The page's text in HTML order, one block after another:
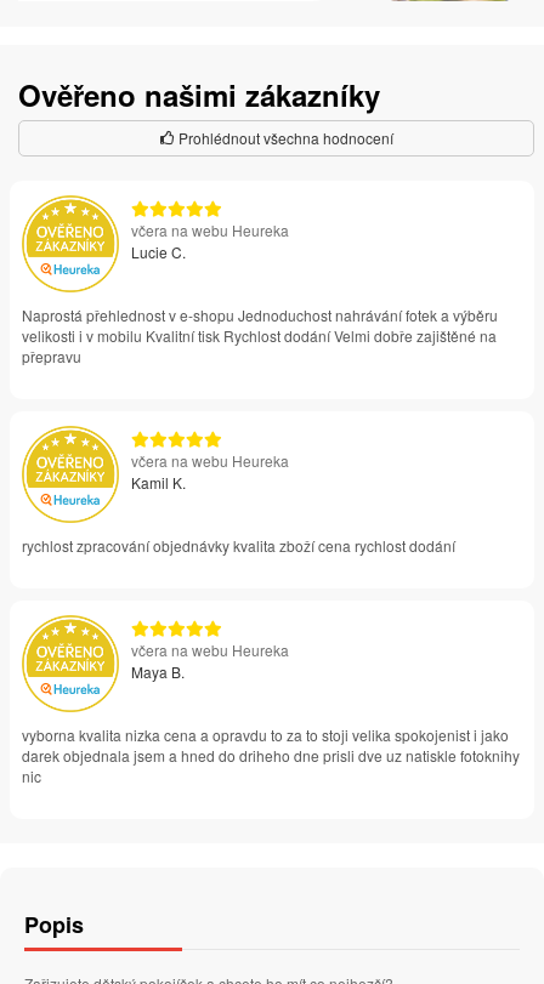
Ověřeno našimi zákazníky
Prohlédnout všechna hodnocení
včera na webu Heureka
Lucie C.
Naprostá přehlednost v e-shopu Jednoduchost nahrávání fotek a výběru
velikosti i v mobilu Kvalitní tisk Rychlost dodání Velmi dobře zajištěné na
přepravu
včera na webu Heureka
Kamil K.
rychlost zpracování objednávky kvalita zboží cena rychlost dodání
včera na webu Heureka
Maya B.
vyborna kvalita nizka cena a opravdu to za to stoji velika spokojenist i jako
darek objednala jsem a hned do driheho dne prisli dve uz natiskle fotoknihy
nic
Popis